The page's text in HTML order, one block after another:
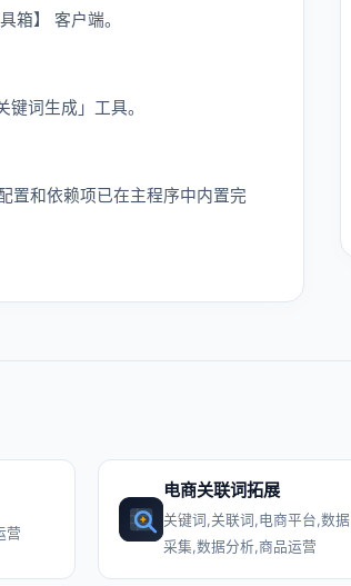
箱】 客户端。
词生成」工具。
置和依赖项已在主程序中内置完
营
电商关联词拓展
关键词,关联词,电商平台,数据
采集,数据分析,商品运营